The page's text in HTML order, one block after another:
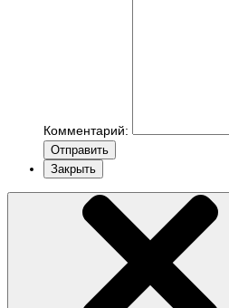
Комментарий:
Отправить
Закрыть